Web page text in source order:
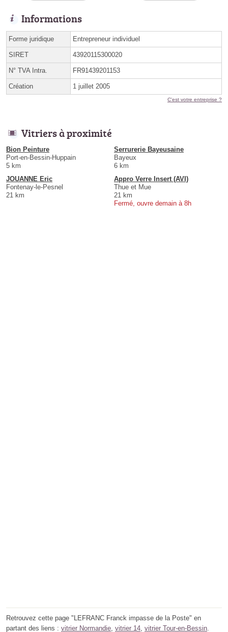
Informations
Forme juridique Entrepreneur individuel
SIRET 43920115300020
N° TVA Intra. FR91439201153
Création 1 juillet 2005
C'est votre entreprise ?
Vitriers à proximité
Bion Peinture
Port-en-Bessin-Huppain
5 km
Serrurerie Bayeusaine
Bayeux
6 km
JOUANNE Eric
Fontenay-le-Pesnel
21 km
Appro Verre Insert (AVI)
Thue et Mue
21 km
Fermé, ouvre demain à 8h
Retrouvez cette page "LEFRANC Franck impasse de la Poste" en
partant des liens : vitrier Normandie vitrier 14 vitrier Tour-en-Bessin